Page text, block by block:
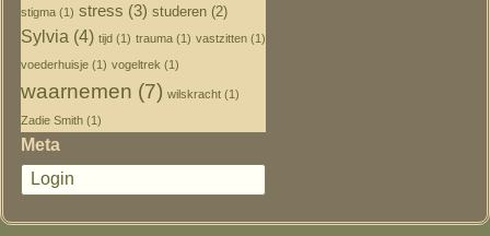
stigma (1) stress (3) studeren (2)
Sylvia (4) tijd (1) trauma (1) vastzitten (1)
voederhuisje (1) vogeltrek (1)
waarnemen (7) wilskracht (1)
Zadie Smith (1)
Meta
Login